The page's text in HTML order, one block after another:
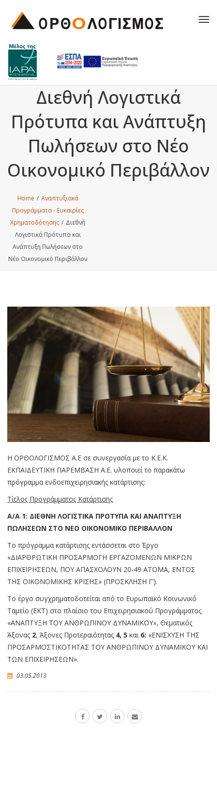
Διεθνή Λογιστικά
Πρότυπα και Ανάπτυξη
Πωλήσεων στο Νέο
Οικονομικό Περιβάλλον
Home / Αναπτυξιακά
Προγράμματα - Ευκαιρίες
Χρηματοδότησης / Διεθνή
Λογιστικά Πρότυπα και
Ανάπτυξη Πωλήσεων στο
Νέο Οικονομικό Περιβάλλον
Η ΟΡΘΟΛΟΓΙΣΜΟΣ Α.Ε σε συνεργασία με το Κ.Ε.Κ.
ΕΚΠΑΙΔΕΥΤΙΚΗ ΠΑΡΕΜΒΑΣΗ Α.Ε. υλοποιεί το παρακάτω
πρόγραμμα ενδοεπιχειρησιακής κατάρτισης:
Τίτλος Προγράμματος Κατάρτισης
A/A 1: ΔΙΕΘΝΗ ΛΟΓΙΣΤΙΚΑ ΠΡΟΤΥΠΑ ΚΑΙ ΑΝΑΠΤΥΞΗ
ΠΩΛΗΣΕΩΝ ΣΤΟ ΝΕΟ ΟΙΚΟΝΟΜΙΚΟ ΠΕΡΙΒΑΛΛΟΝ
Το πρόγραμμα κατάρτισης εντάσσεται στο Έργο
«ΔΙΑΡΘΡΩΤΙΚΗ ΠΡΟΣΑΡΜΟΓΗ ΕΡΓΑΖΟΜΕΝΩΝ ΜΙΚΡΩΝ
ΕΠΙΧΕΙΡΗΣΕΩΝ, ΠΟΥ ΑΠΑΣΧΟΛΟΥΝ 20-49 ΑΤΟΜΑ, ΕΝΤΟΣ
ΤΗΣ ΟΙΚΟΝΟΜΙΚΗΣ ΚΡΙΣΗΣ» (ΠΡΟΣΚΛΗΣΗ Γ’).
Το έργο συγχρηματοδοτείται από το Ευρωπαϊκό Κοινωνικό
Ταμείο (ΕΚΤ) στο πλαίσιο του Επιχειρησιακού Προγράμματος
«ΑΝΑΠΤΥΞΗ ΤΟΥ ΑΝΘΡΩΠΙΝΟΥ ΔΥΝΑΜΙΚΟΥ», Θεματικός
Άξονας 2, Άξονες Προτεραιότητας 4, 5 και 6: «ΕΝΙΣΧΥΣΗ ΤΗΣ
ΠΡΟΣΑΡΜΟΣΤΙΚΟΤΗΤΑΣ ΤΟΥ ΑΝΘΡΩΠΙΝΟΥ ΔΥΝΑΜΙΚΟΥ ΚΑΙ
ΤΩΝ ΕΠΙΧΕΙΡΗΣΕΩΝ».
03.05.2013